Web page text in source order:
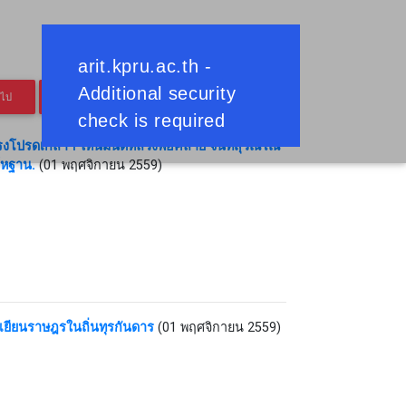
ป หน้าสุดท้าย
โปรดเกล้าฯ ให้นิมนต์หลวงพ่อคล้าย จันทสุวัณโณ
หฐาน.(01 พฤศจิกายน 2559)
ยียนราษฎรในถิ่นทุรกันดาร (01 พฤศจิกายน 2559)